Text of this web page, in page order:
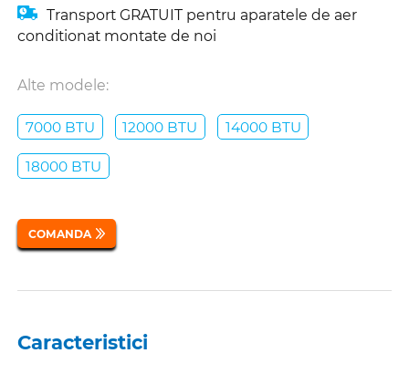
Transport GRATUIT pentru aparatele de aer
conditionat montate de noi
Alte modele:
7000 BTU 12000 BTU 14000 BTU
18000 BTU
COMANDA
Caracteristici